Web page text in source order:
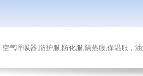
空气呼吸器,防护服,防化服,隔热服,保温服，